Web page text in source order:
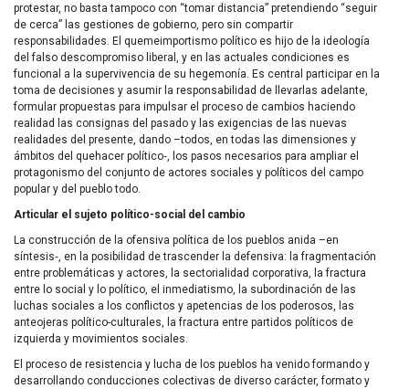
protestar, no basta tampoco con “tomar distancia” pretendiendo “seguir
de cerca” las gestiones de gobierno, pero sin compartir
responsabilidades. El quemeimportismo político es hijo de la ideología
del falso descompromiso liberal, y en las actuales condiciones es
funcional a la supervivencia de su hegemonía. Es central participar en la
toma de decisiones y asumir la responsabilidad de llevarlas adelante,
formular propuestas para impulsar el proceso de cambios haciendo
realidad las consignas del pasado y las exigencias de las nuevas
realidades del presente, dando –todos, en todas las dimensiones y
ámbitos del quehacer político‑, los pasos necesarios para ampliar el
protagonismo del conjunto de actores sociales y políticos del campo
popular y del pueblo todo.
Articular el sujeto político-social del cambio
La construcción de la ofensiva política de los pueblos anida –en
síntesis‑, en la posibilidad de trascender la defensiva: la fragmentación
entre problemáticas y actores, la sectorialidad corporativa, la fractura
entre lo social y lo político, el inmediatismo, la subordinación de las
luchas sociales a los conflictos y apetencias de los poderosos, las
anteojeras político-culturales, la fractura entre partidos políticos de
izquierda y movimientos sociales.
El proceso de resistencia y lucha de los pueblos ha venido formando y
desarrollando conducciones colectivas de diverso carácter, formato y